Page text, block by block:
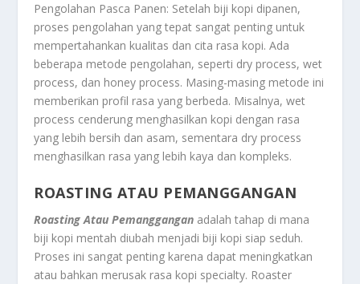
Pengolahan Pasca Panen: Setelah biji kopi dipanen,
proses pengolahan yang tepat sangat penting untuk
mempertahankan kualitas dan cita rasa kopi. Ada
beberapa metode pengolahan, seperti dry process, wet
process, dan honey process. Masing-masing metode ini
memberikan profil rasa yang berbeda. Misalnya, wet
process cenderung menghasilkan kopi dengan rasa
yang lebih bersih dan asam, sementara dry process
menghasilkan rasa yang lebih kaya dan kompleks.
ROASTING ATAU PEMANGGANGAN
Roasting Atau Pemanggangan adalah tahap di mana
biji kopi mentah diubah menjadi biji kopi siap seduh.
Proses ini sangat penting karena dapat meningkatkan
atau bahkan merusak rasa kopi specialty. Roaster